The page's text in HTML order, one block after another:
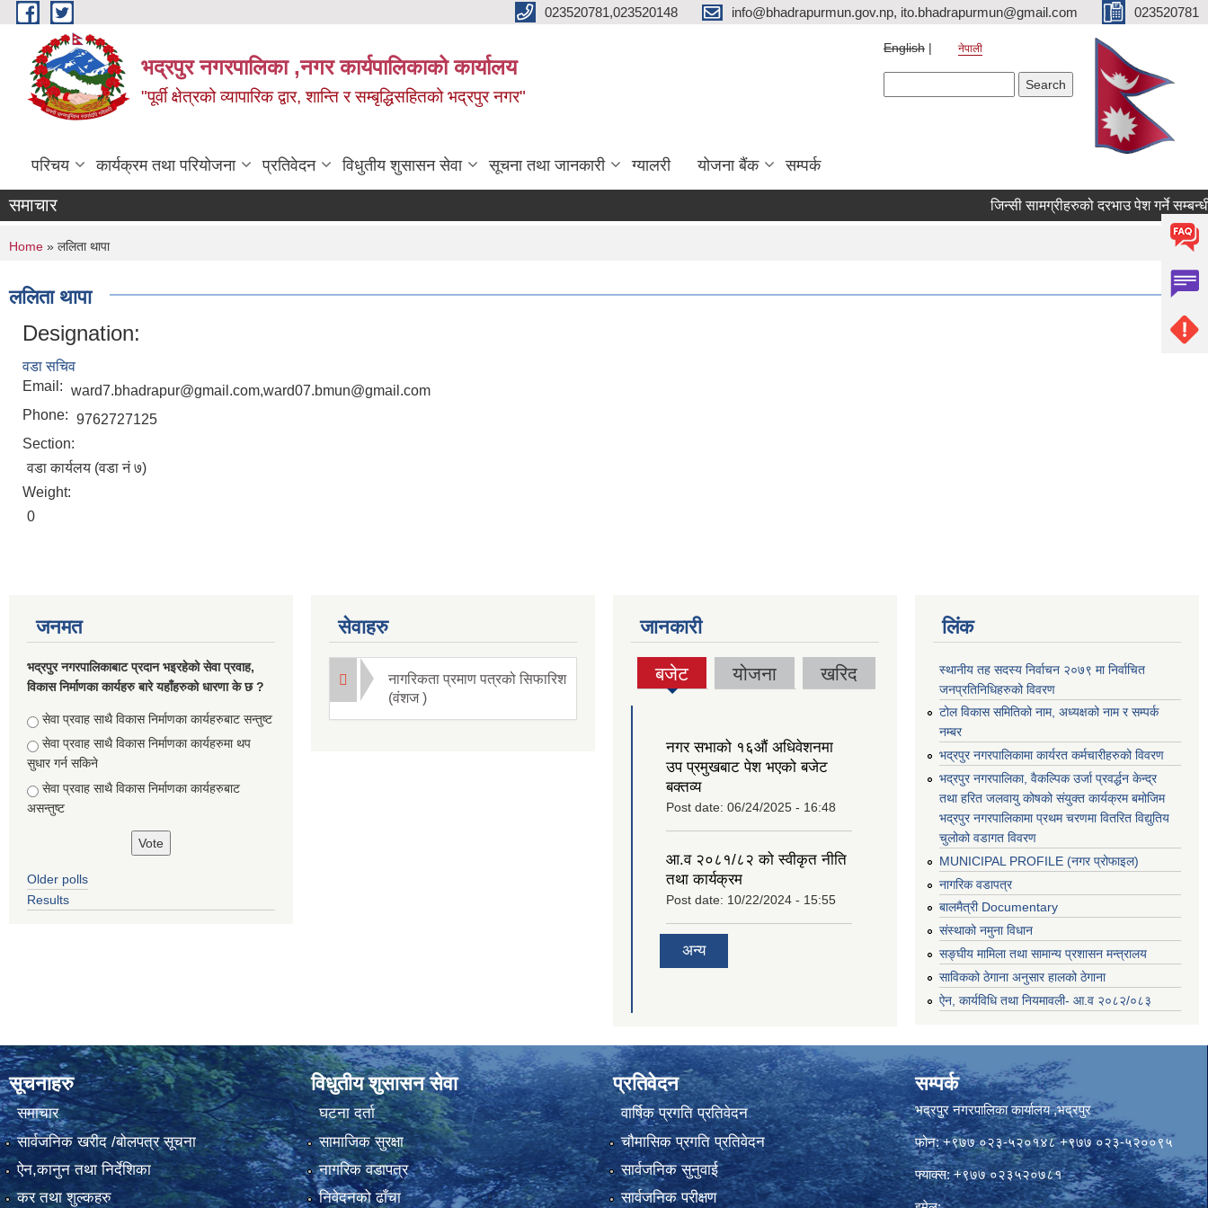
Skip to main content 023520781,023520148 info@bhadrapurmun.gov.np, ito.bhadrapurmun@gmail.com 023520781
भद्रपुर नगरपालिका ,नगर कार्यपालिकाको कार्यालय
"पूर्वी क्षेत्रको व्यापारिक द्वार, शान्ति र सम्बृद्धिसहितको भद्रपुर नगर"
English नेपाली
परिचय कार्यक्रम तथा परियोजना प्रतिवेदन विधुतीय शुसासन सेवा सूचना तथा जानकारी ग्यालरी योजना बैंक सम्पर्क
समाचार जिन्सी सामग्रीहरुको दरभाउ पेश गर्ने सम्बन्धी
You are here
Home » ललिता थापा
ललिता थापा
Designation:
वडा सचिव
Email: ward7.bhadrapur@gmail.com,ward07.bmun@gmail.com
Phone: 9762727125
Section:
वडा कार्यलय (वडा नं ७)
Weight:
0
जनमत
भद्रपुर नगरपालिकाबाट प्रदान भइरहेको सेवा प्रवाह,
विकास निर्माणका कार्यहरु बारे यहाँहरुको धारणा के छ ?
Choices
सेवा प्रवाह साथै विकास निर्माणका कार्यहरुबाट सन्तुष्ट
सेवा प्रवाह साथै विकास निर्माणका कार्यहरुमा थप
सुधार गर्न सकिने
सेवा प्रवाह साथै विकास निर्माणका कार्यहरुबाट
असन्तुष्ट
Older polls
Results
सेवाहरु
नागरिकता प्रमाण पत्रको सिफारिश
(वंशज )
जानकारी
बजेट
(active
योजना खरिद
नगर सभाको १६‍औं अधिवेशनमा
उप प्रमुखबाट पेश भएको बजेट
बक्तव्य
Post date: 06/24/2025 - 16:48
आ.व २०८१/८२ को स्वीकृत नीति
तथा कार्यक्रम
Post date: 10/22/2024 - 15:55
अन्य
लिंक
स्थानीय तह सदस्य निर्वाचन २०७९ मा निर्वाचित
जनप्रतिनिधिहरुको विवरण
टोल विकास समितिको नाम, अध्यक्षको नाम र सम्पर्क
नम्बर
भद्रपुर नगरपालिकामा कार्यरत कर्मचारीहरुको विवरण
भद्रपुर नगरपालिका, वैकल्पिक उर्जा प्रवर्द्धन केन्द्र
तथा हरित जलवायु कोषको संयुक्त कार्यक्रम बमोजिम
भद्रपुर नगरपालिकामा प्रथम चरणमा वितरित विद्युतिय
चुलोको वडागत विवरण
MUNICIPAL PROFILE (नगर प्रोफाइल)
नागरिक वडापत्र
बालमैत्री Documentary
संस्थाको नमुना विधान
सङ्घीय मामिला तथा सामान्य प्रशासन मन्त्रालय
साविकको ठेगाना अनुसार हालको ठेगाना
ऐन, कार्यविधि तथा नियमावली- आ.व २०८२/०८३
सूचनाहरु
समाचार
सार्वजनिक खरीद /बोलपत्र सूचना
ऐन,कानुन तथा निर्देशिका
कर तथा शुल्कहरु
विधुतीय शुसासन सेवा
घटना दर्ता
सामाजिक सुरक्षा
नागरिक वडापत्र
निवेदनको ढाँचा
प्रतिवेदन
वार्षिक प्रगति प्रतिवेदन
चौमासिक प्रगति प्रतिवेदन
सार्वजनिक सुनुवाई
सार्वजनिक परीक्षण
सम्पर्क
भद्रपुर नगरपालिका कार्यालय ,भद्रपुर
फोन: +९७७ ०२३-५२०१४८ +९७७ ०२३-५२००९५
फ्याक्स: +९७७ ०२३५२०७८१